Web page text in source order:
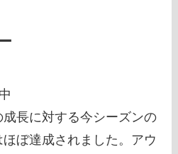
長に対する今シーズンの
ぼ達成されました。アウ